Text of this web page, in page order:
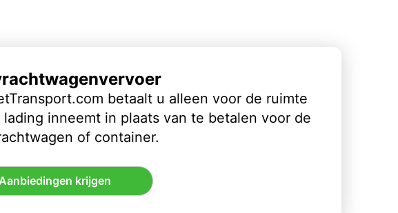
betaalt u alleen voor de ruimte
lading inneemt in plaats van te betalen voor de
of container.
krijgen